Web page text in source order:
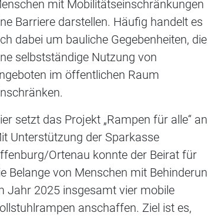
mit Mobilitätseinschränkungen
Barriere darstellen. Häufig handelt es
dabei um bauliche Gegebenheiten, die
selbstständige Nutzung von
im öffentlichen Raum
setzt das Projekt „Rampen für alle“
Unterstützung der Sparkasse
Ortenau konnte der Beirat für
Belange von Menschen mit
Jahr 2025 insgesamt vier mobile
anschaffen. Ziel ist es,